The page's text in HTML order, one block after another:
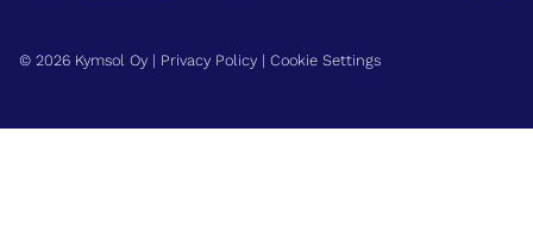
© 2026 Kymsol Oy | Privacy Policy | Cookie Settings